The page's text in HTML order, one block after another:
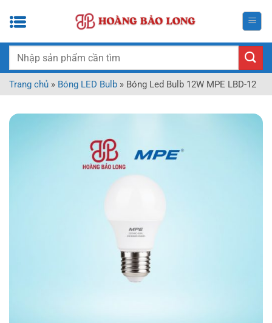
qua
dung
Tìm
Trang chủ » Bóng LED Bulb » Bóng Led Bulb 12W MPE LBD-12